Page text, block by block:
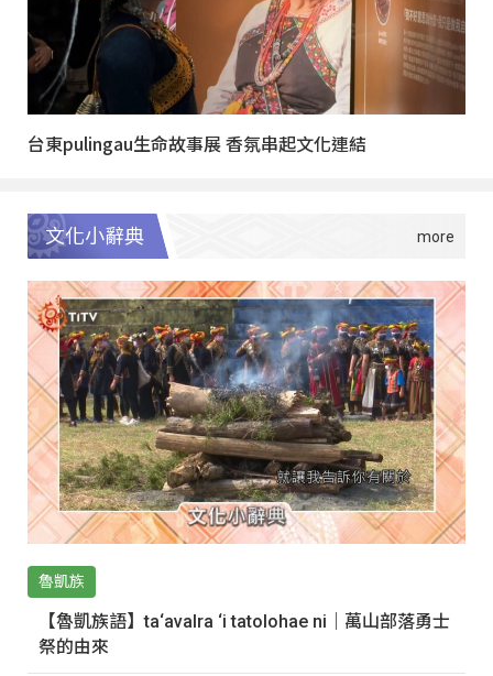
台東pulingau生命故事展 香氛串起文化連結
文化小辭典
魯凱族
【魯凱族語】ta‘avalra ‘i tatolohae ni｜萬山部落勇士
祭的由來